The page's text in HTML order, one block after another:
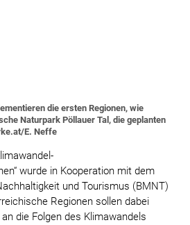
die ersten Regionen, wie
Naturpark Pöllauer Tal, die geplanten
E. Neffe
wurde in Kooperation mit dem
und Tourismus (BMNT)
Regionen sollen dabei
die Folgen des Klimawandels